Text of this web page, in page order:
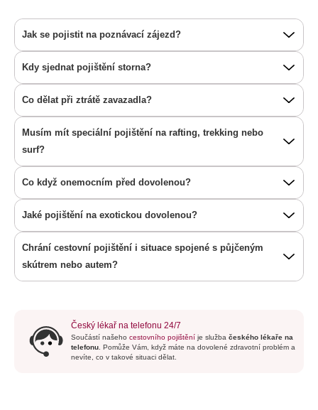
Jak se pojistit na poznávací zájezd?
Kdy sjednat pojištění storna?
Co dělat při ztrátě zavazadla?
Musím mít speciální pojištění na rafting, trekking nebo
surf?
Co když onemocním před dovolenou?
Jaké pojištění na exotickou dovolenou?
Chrání cestovní pojištění i situace spojené s půjčeným
skútrem nebo autem?
Český lékař na telefonu 24/7
Součástí našeho cestovního pojištěníje služba českého lékaře na
telefonu. Pomůže Vám, když máte na dovolené zdravotní problém a
nevíte, co v takové situaci dělat.